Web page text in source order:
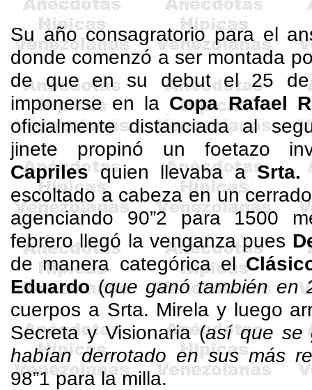
Su año consagratorio para el
donde comenzó a ser montada
de que en su debut el 25 de
imponerse en la Copa Rafael
oficialmente distanciada al
jinete propinó un foetazo
Caprilesquien llevaba aSrta.
escoltado a cabeza en un
agenciando 90”2 para 1500
febrero llegó la venganza pues
de manera categórica el
Eduardo(que ganó también en
cuerpos a Srta. Mirela y luego
Secreta y Visionaria (así que se
habían derrotado en sus más
98”1 para la milla.